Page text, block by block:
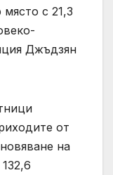
с 21,3
Джъдзян
от
на